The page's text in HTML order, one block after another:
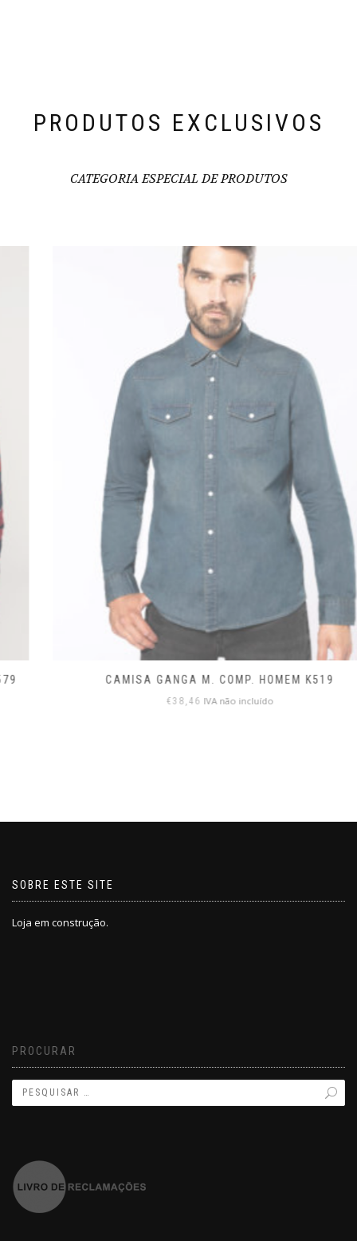
PRODUTOS EXCLUSIVOS
CATEGORIA ESPECIAL DE PRODUTOS
CAMISA GANGA M. COMP. HOMEM K519
IVA não incluído
SOBRE ESTE SITE
Loja em construção.
PROCURAR